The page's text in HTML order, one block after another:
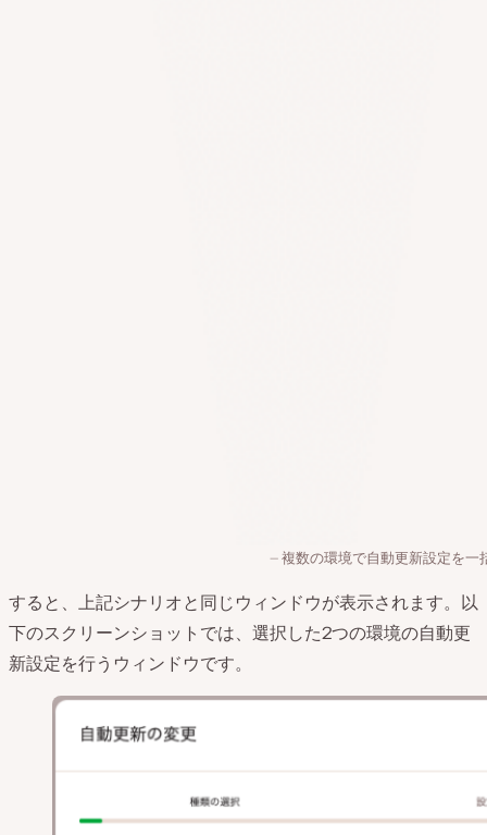
複数の環境で自動更新設定を一
すると、上記シナリオと同じウィンドウが表示されます。以
下のスクリーンショットでは、選択した2つの環境の自動更
新設定を行うウィンドウです。